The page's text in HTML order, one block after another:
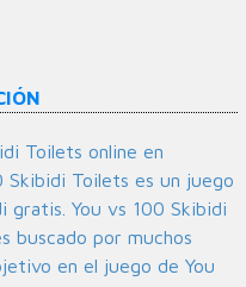
Toilets online en
Skibidi Toilets es un juego
gratis. You vs 100 Skibidi
buscado por muchos
en el juego de You